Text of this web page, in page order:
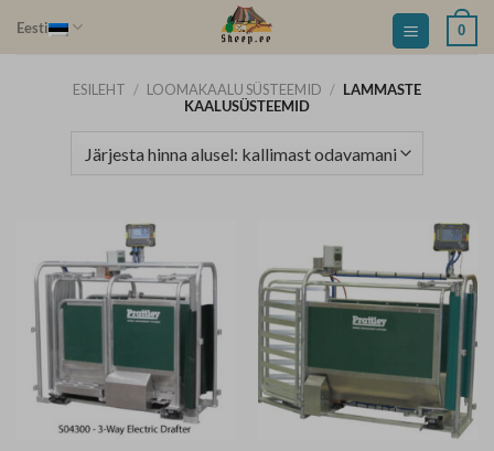
Eesti 0
ESILEHT / LOOMAKAALU SÜSTEEMID / LAMMASTE
KAALUSÜSTEEMID